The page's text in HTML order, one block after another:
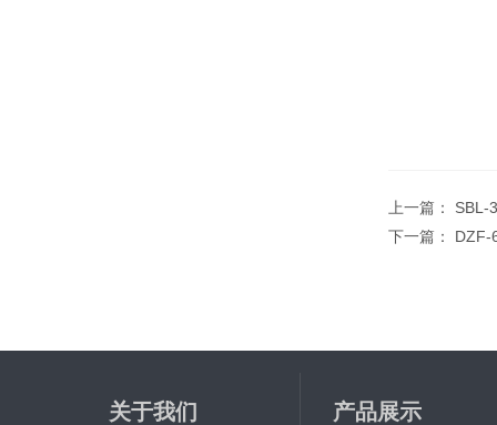
上一篇： SBL-
下一篇： DZF-
关于我们 产品展示